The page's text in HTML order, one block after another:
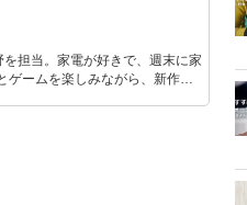
担当。家電が好きで、週末に家
ゲームを楽しみながら、新作タ